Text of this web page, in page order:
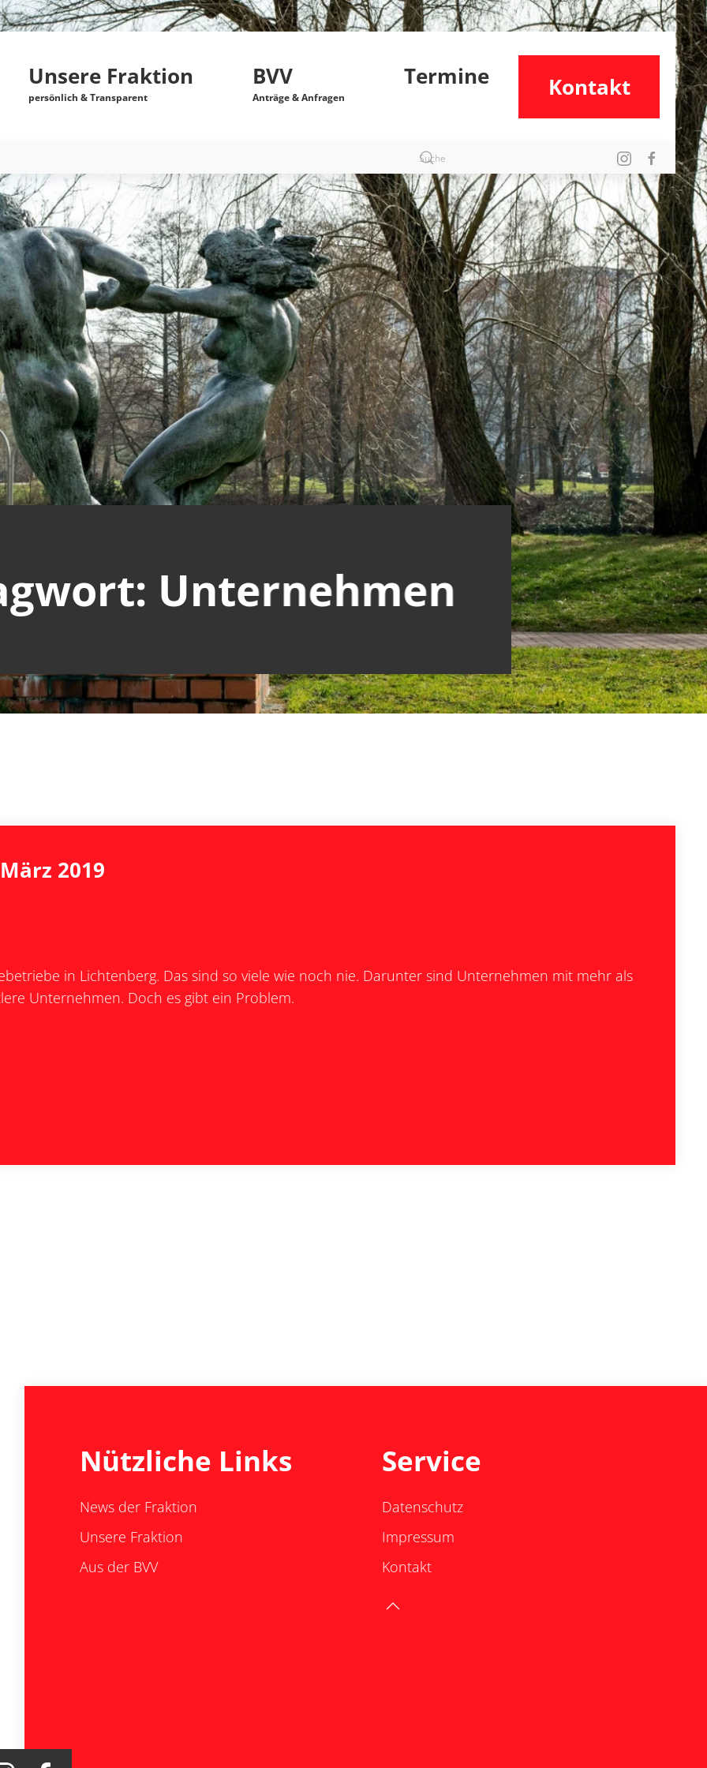
Unsere Fraktion
persönlich & Transparent
BVV
Anträge & Anfragen
Termine Kontakt
Unternehmen
2019
in Lichtenberg. Das sind so viele wie noch nie. Darunter sind Unternehmen mit mehr als
Unternehmen. Doch es gibt ein Problem.
Nützliche Links
News der Fraktion
Unsere Fraktion
Aus der BVV
Service
Datenschutz
Impressum
Kontakt